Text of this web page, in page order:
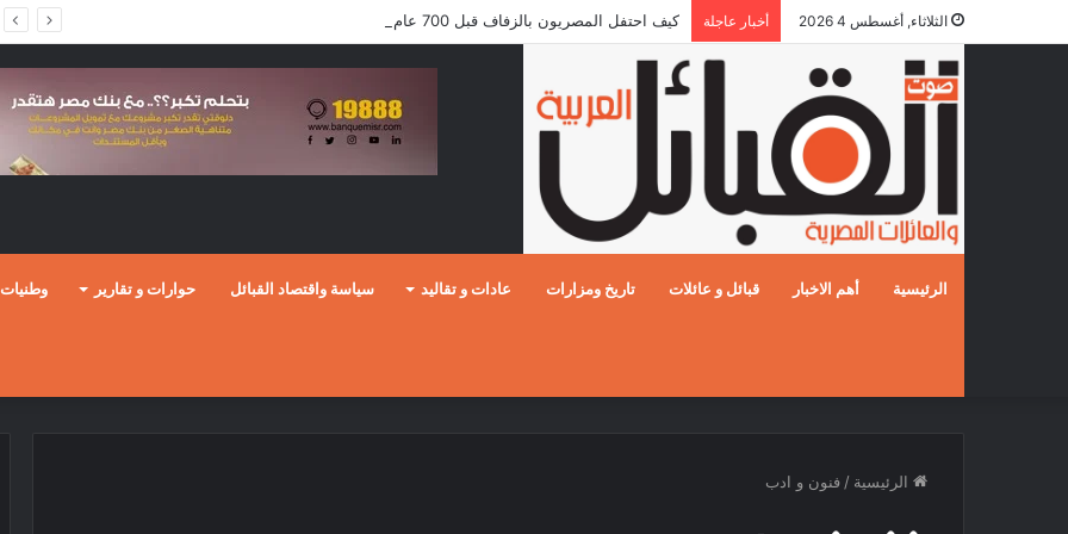
الثلاثاء, أغسطس 4 2026 أخبار عاجلة كيف احتفل المصريون بالزفاف قبل 700 عام؟
الرئيسية أهم الاخبار قبائل و عائلات تاريخ ومزارات عادات و تقاليد سياسة واقتصاد القبائل حوارات و تقارير وطنيات
الرئيسية / فنون و ادب